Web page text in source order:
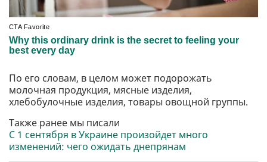
По его словам, в целом может подорожать
молочная продукция, мясные изделия,
хлебобулочные изделия, товары овощной группы.
Также ранее мы писали
С 1 сентября в Украине произойдет много
изменений: чего ожидать днепрянам